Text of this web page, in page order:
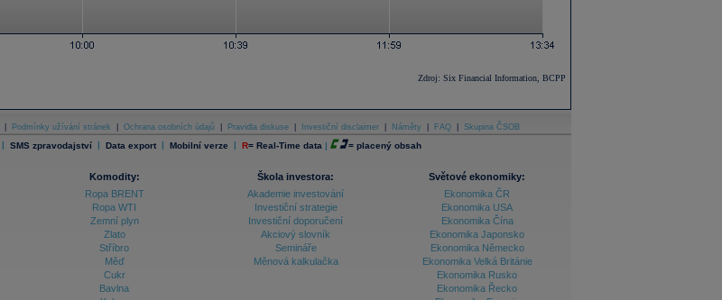
Zdroj: Six Financial Information, BCPP
Podmínky užívání stránek Ochrana osobních údajů Pravidla diskuse Investiční disclaimer Náměty FAQ Skupina ČSOB
| SMS zpravodajství | Data export | Mobilní verze | R= Real-Time data | = placený obsah
Komodity:
Ropa BRENT
Ropa WTI
Zemní plyn
Zlato
Stříbro
Měď
Cukr
Bavlna
Škola investora:
Akademie investování
Investiční strategie
Investiční doporučení
Akciový slovník
Semináře
Měnová kalkulačka
Světové ekonomiky:
Ekonomika ČR
Ekonomika USA
Ekonomika Čína
Ekonomika Japonsko
Ekonomika Německo
Ekonomika Velká Británie
Ekonomika Rusko
Ekonomika Řecko